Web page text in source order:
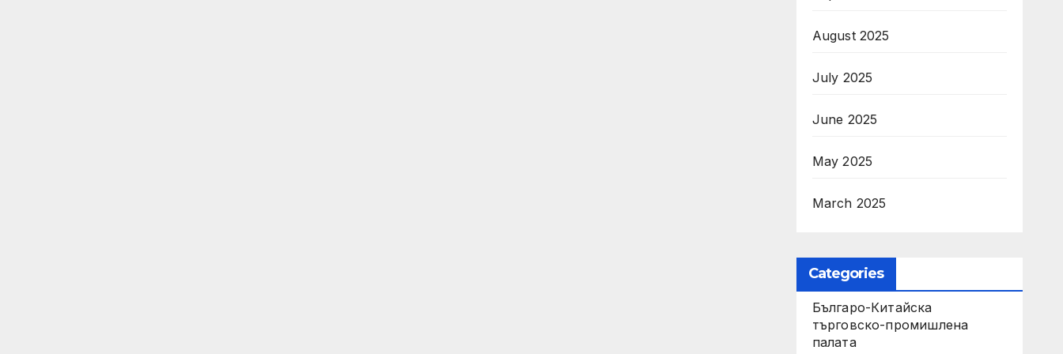
August 2025
July 2025
June 2025
May 2025
March 2025
Categories
Българо-Китайска
търговско-промишлена
палата